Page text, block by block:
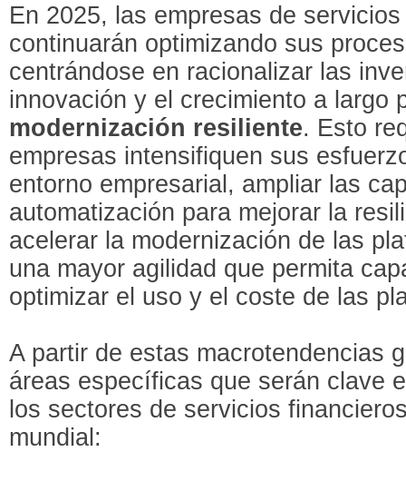
En 2025, las empresas de
continuarán optimizando sus
centrándose en racionalizar las
innovación y el crecimiento a largo
modernización resiliente. Esto
empresas intensifiquen sus
entorno empresarial, ampliar las
automatización para mejorar la
acelerar la modernización de las
una mayor agilidad que permita
optimizar el uso y el coste de las
A partir de estas macrotendencias
áreas específicas que serán clave
los sectores de servicios
mundial: